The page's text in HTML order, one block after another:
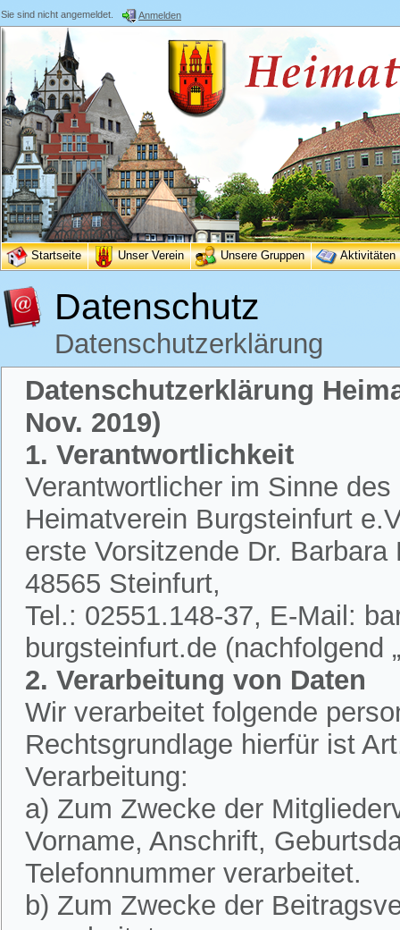
Sie sind nicht angemeldet. Anmelden
Startseite Unser Verein Unsere Gruppen Aktivitäten
Datenschutz
Datenschutzerklärung
Datenschutzerklärung
Nov. 2019)
1. Verantwortlichkeit
Verantwortlicher im Sinne
Heimatverein Burgsteinfurt
erste Vorsitzende Dr.
48565 Steinfurt,
Tel.: 02551.148-37, E-Mail:
burgsteinfurt.de (nachfolgend
2. Verarbeitung von Daten
Wir verarbeitet folgende
Rechtsgrundlage hierfür ist
Verarbeitung:
a) Zum Zwecke der
Vorname, Anschrift,
Telefonnummer verarbeitet.
b) Zum Zwecke der